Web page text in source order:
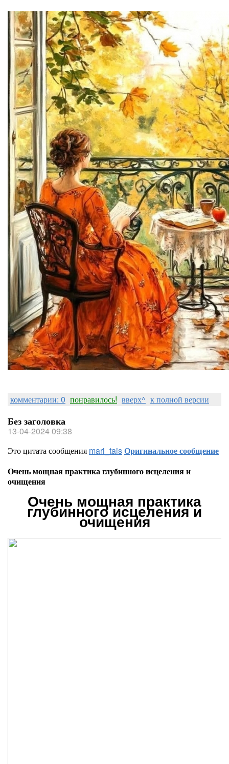
комментарии: 0 понравилось! вверх^ к полной версии
Без заголовка
13-04-2024 09:38
Это цитата сообщения mari_taisОригинальное сообщение
Очень мощная практика глубинного исцеления и
очищения
Очень мощная практика
глубинного исцеления и
очищения